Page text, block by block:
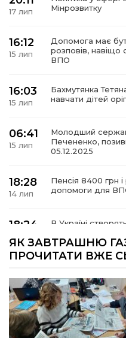
17 лип
Мінрозвитку
16:12
15 лип
Допомога має
розповів, навіщо
ВПО
16:03
15 лип
Бахмутянка
навчати дітей
06:41
15 лип
Молодший
Печененко,
05.12.2025
18:28
14 лип
Пенсія 8400 грн
допомоги для
18:24
В Україні
кордону
14 лип
єднають громади
17:25
10 лип
Маленькі
ЯК ЗАВТРАШНЮ
ПРОЧИТАТИ ВЖЕ